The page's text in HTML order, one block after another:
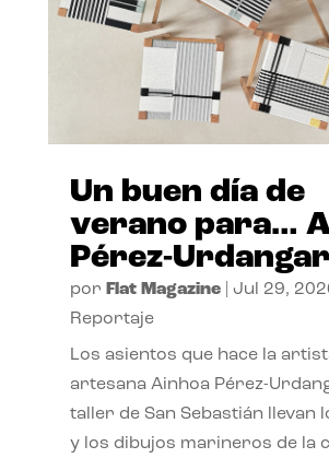
Un buen día de
verano para…
Pérez-
por Flat Magazine| Jul 29,
Reportaje
Los asientos que hace la
artesana Ainhoa Pérez-
taller de San Sebastián llevan
y los dibujos marineros de la